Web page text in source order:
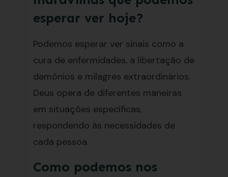
esperar ver hoje?
Podemos esperar ver sinais como a
cura de enfermidades, a libertação de
demônios e milagres extraordinários.
Deus opera de diferentes maneiras
em situações específicas,
respondendo às necessidades de
cada pessoa.
Como podemos nos